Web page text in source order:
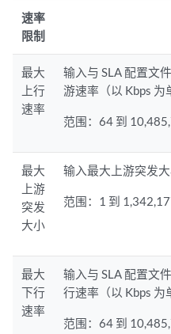
速率
限制
最大
上行
速率
输入与 SLA 配置文
游速率（以 Kbps 为
范围：64 到
最大
上游
突发
大小
输入最大上游突发
范围：1 到
最大
下行
速率
输入与 SLA 配置文
行速率（以 Kbps 为
范围：64 到